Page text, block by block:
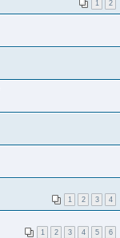
1 2
1 2 3 4
1 2 3 4 5 6